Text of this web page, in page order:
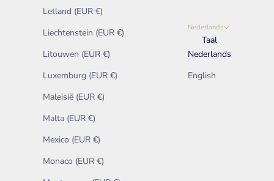
Letland (EUR €)
Liechtenstein (EUR €)
Litouwen (EUR €)
Luxemburg (EUR €)
Maleisië (EUR €)
Malta (EUR €)
Mexico (EUR €)
Monaco (EUR €)
Nederlands
Taal
Nederlands
English